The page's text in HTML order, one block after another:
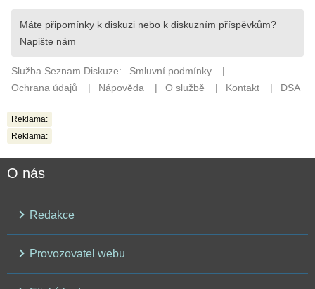
Reklama:
Reklama:
O nás
Redakce
Provozovatel webu